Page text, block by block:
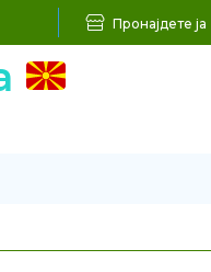
Пронајдете ја